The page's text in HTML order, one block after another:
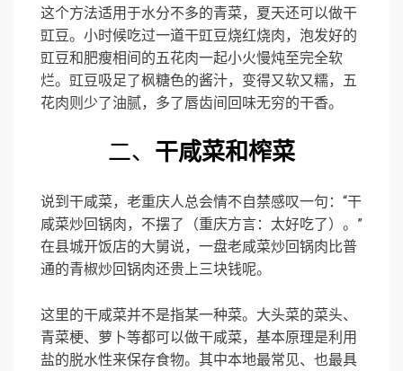
这个方法适用于水分不多的青菜，夏天还可以做干
豇豆。小时候吃过一道干豇豆烧红烧肉，泡发好的
豇豆和肥瘦相间的五花肉一起小火慢炖至完全软
烂。豇豆吸足了枫糖色的酱汁，变得又软又糯，五
花肉则少了油腻，多了唇齿间回味无穷的干香。
二、 干咸菜和榨菜
说到干咸菜，老重庆人总会情不自禁感叹一句：“干
咸菜炒回锅肉，不摆了（重庆方言：太好吃了）。”
在县城开饭店的大舅说，一盘老咸菜炒回锅肉比普
通的青椒炒回锅肉还贵上三块钱呢。
这里的干咸菜并不是指某一种菜。大头菜的菜头、
青菜梗、萝卜等都可以做干咸菜，基本原理是利用
盐的脱水性来保存食物。其中本地最常见、也最具